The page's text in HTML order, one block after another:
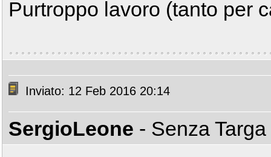
Purtroppo lavoro (tanto per
Inviato: 12 Feb 2016 20:14
SergioLeone - Senza Targa